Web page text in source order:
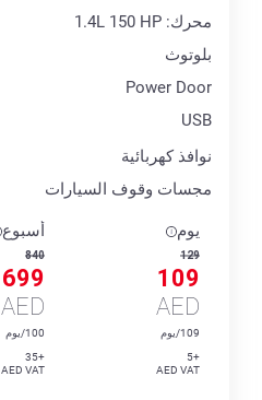
محرك: 1.4L 150 HP
بلوتوث
Power Door
USB
نوافذ كهربائية
مجسات وقوف السيارات
يوم
129
109
AED
109/يوم
+5
AED VAT
أسبوع
840
699
AED
100/يوم
+35
AED VAT